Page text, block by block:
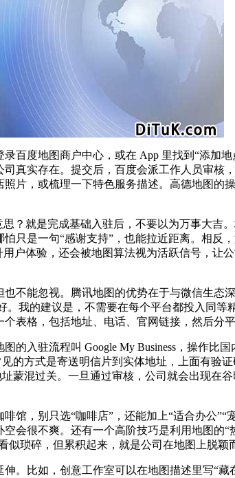
度地图商户中心，或在 App 里找到“添加
真实存在。提交后，百度会派工作人员审核
片，或梳理一下特色服务描述。高德地图的
？就是完成基础入驻后，不要以为万事大吉
只是一句“感谢支持”，也能拉近距离。相反
户体验，还会被地图算法视为活跃信号，让
不能忽视。腾讯地图的优势在于与微信生态
我的建议是，不需要在每个平台都投入同等
表格，包括地址、电话、官网链接，然后分
入驻流程叫 Google My Business，操作比
的方式是寄送明信片到实体地址，上面有验
蒙混过关。一旦通过审核，公司就会出现在
馆，别只选“咖啡店”，还能加上“适合办公
会很不爽。还有一个高阶技巧是利用地图的
琐碎，但累积起来，就是公司在地图上脱颖
。比如，创意工作室可以在地图描述里写“藏